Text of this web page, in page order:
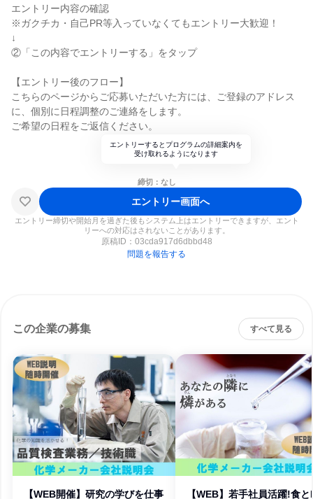
エントリー内容の確認
※ガクチカ・自己PR等入っていなくてもエントリー大歓迎！
↓
②「この内容でエントリーする」をタップ
【エントリー後のフロー】
こちらのページからご応募いただいた方には、ご登録のアドレス
に、個別に日程調整のご連絡をします。
ご希望の日程をご返信ください。
エントリーするとプログラムの詳細案内を
受け取れるようになります
締切：なし
エントリー画面へ
エントリー締切や開始月を過ぎた後もシステム上はエントリーできますが、エント
リーへの対応はされないことがあります。
原稿ID： 03cda917d6dbbd48
問題を報告する
この企業の募集 すべて見る
【WEB開催】研究の学びを仕事
【WEB】若手社員活躍!食と